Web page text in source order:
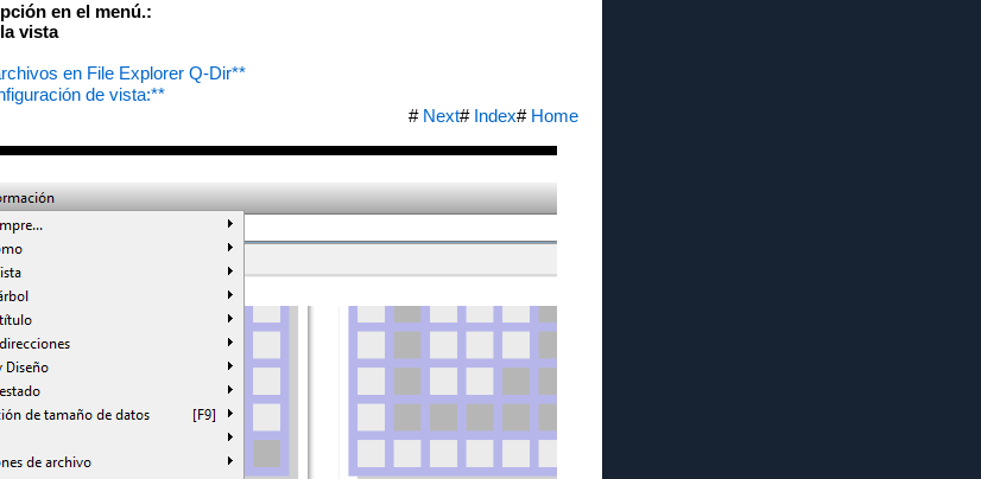
en el menú.:
vista
en File Explorer Q-Dir**
de vista:**
# Next# Index# Home